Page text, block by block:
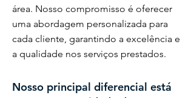
área. Nosso compromisso é oferecer
uma abordagem personalizada para
cada cliente, garantindo a excelência e
a qualidade nos serviços prestados.
Nosso principal diferencial está